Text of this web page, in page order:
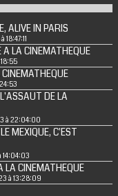
ALIVE IN PARIS
LA CINEMATHEQUE
DE LA
à 22:04:00
MEXIQUE, C'EST
LA CINEMATHEQUE
à 13:28:09